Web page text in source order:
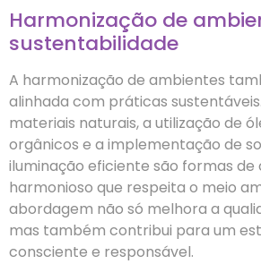
Harmonização de
sustentabilidade
A harmonização de ambientes
alinhada com práticas
materiais naturais, a utilização de
orgânicos e a implementação de
iluminação eficiente são formas de
harmonioso que respeita o meio
abordagem não só melhora a
mas também contribui para um
consciente e responsável.